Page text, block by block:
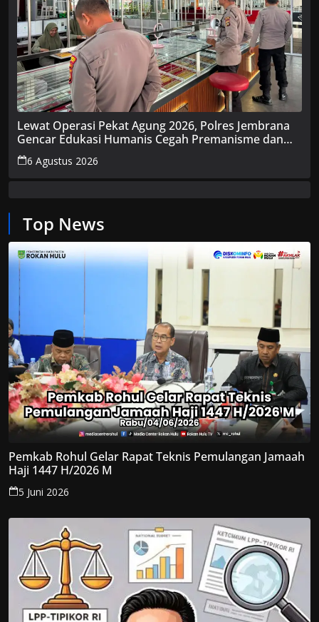
Lewat Operasi Pekat Agung 2026, Polres Jembrana
Gencar Edukasi Humanis Cegah Premanisme dan
Penyakit Masyarakat
6 Agustus 2026
Top News
Pemkab Rohul Gelar Rapat Teknis Pemulangan Jamaah
Haji 1447 H/2026 M
5 Juni 2026